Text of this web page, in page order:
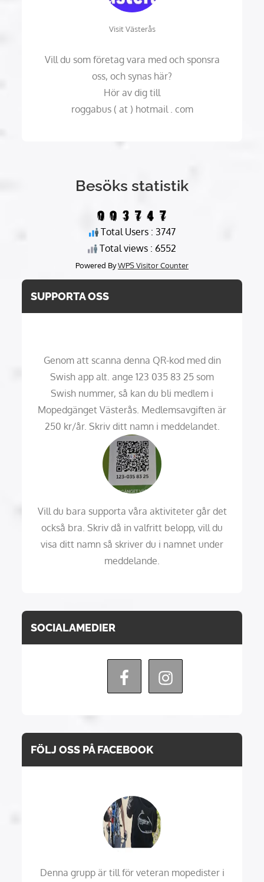
Visit Västerås
Vill du som företag vara med och sponsra
oss, och synas här?
Hör av dig till
roggabus ( at ) hotmail . com
Besöks statistik
Total Users : 3747
Total views : 6552
Powered ByWPS Visitor Counter
SUPPORTA OSS
Genom att scanna denna QR-kod med din
Swish app alt. ange 123 035 83 25 som
Swish nummer, så kan du bli medlem i
Mopedgänget Västerås. Medlemsavgiften är
250 kr/år. Skriv ditt namn i meddelandet.
Vill du bara supporta våra aktiviteter går det
också bra. Skriv då in valfritt belopp, vill du
visa ditt namn så skriver du i namnet under
meddelande.
SOCIALAMEDIER
FÖLJ OSS PÅ FACEBOOK
Denna grupp är till för veteran mopedister i